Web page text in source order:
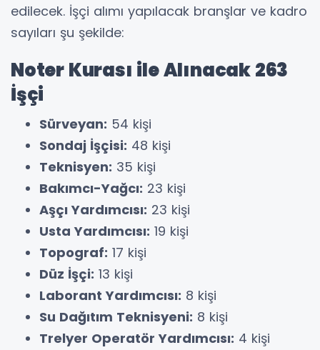
edilecek. İşçi alımı yapılacak branşlar ve kadro
sayıları şu şekilde:
Noter Kurası ile Alınacak 263
İşçi
Sürveyan: 54 kişi
Sondaj İşçisi: 48 kişi
Teknisyen: 35 kişi
Bakımcı-Yağcı: 23 kişi
Aşçı Yardımcısı: 23 kişi
Usta Yardımcısı: 19 kişi
Topograf: 17 kişi
Düz İşçi: 13 kişi
Laborant Yardımcısı: 8 kişi
Su Dağıtım Teknisyeni: 8 kişi
Trelyer Operatör Yardımcısı: 4 kişi